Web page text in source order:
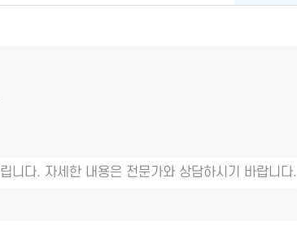
니다. 자세한 내용은 전문가와 상담하시기 바랍니다.